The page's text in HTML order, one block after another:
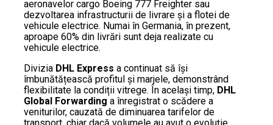
aeronavelor cargo Boeing 777 Freighter sau
dezvoltarea infrastructurii de livrare și a flotei de
vehicule electrice. Numai în Germania, în prezent,
aproape 60% din livrări sunt deja realizate cu
vehicule electrice.
Divizia DHL Express a continuat să își
îmbunătățească profitul și marjele, demonstrând
flexibilitate la condiții vitrege. În același timp, DHL
Global Forwarding a înregistrat o scădere a
veniturilor, cauzată de diminuarea tarifelor de
transport, chiar dacă volumele au avut o evoluție